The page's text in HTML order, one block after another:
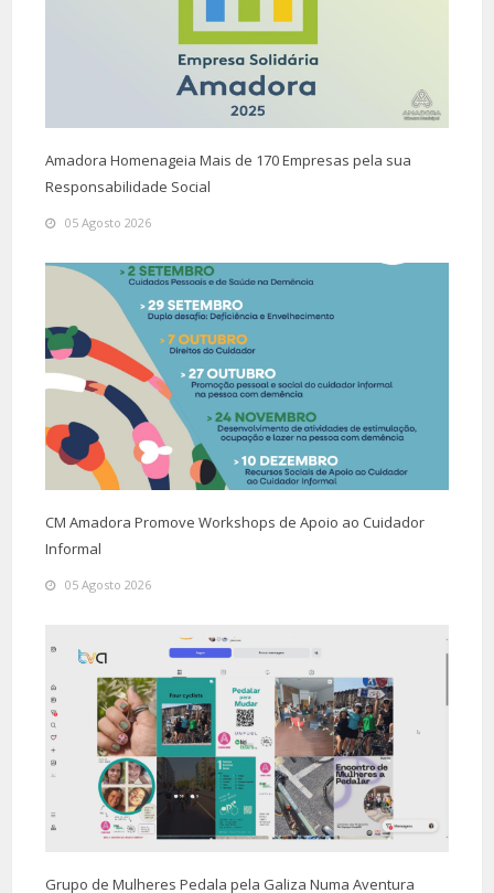
Amadora Homenageia Mais de 170 Empresas pela sua
Responsabilidade Social
05 Agosto 2026
CM Amadora Promove Workshops de Apoio ao Cuidador
Informal
05 Agosto 2026
Grupo de Mulheres Pedala pela Galiza Numa Aventura